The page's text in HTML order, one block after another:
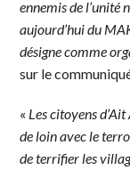
ennemis de l’unité
aujourd’hui du
désigne comme
sur le
« Les citoyens
de loin avec le
de terrifier les